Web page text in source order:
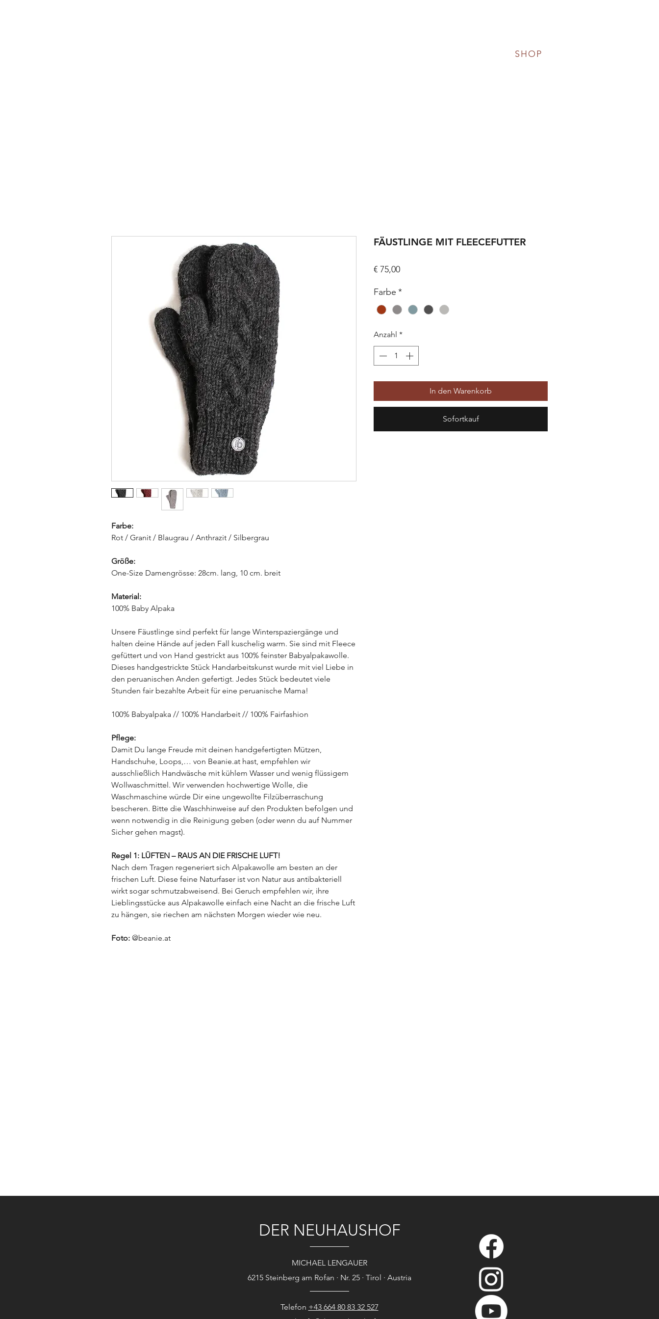
SHOP
Farbe:
Rot / Granit / Blaugrau / Anthrazit / Silbergrau
Größe:
One-Size Damengrösse: 28cm. lang, 10 cm. breit
Material:
100% Baby Alpaka
Unsere Fäustlinge sind perfekt für lange Winterspaziergänge und
halten deine Hände auf jeden Fall kuschelig warm. Sie sind mit Fleece
gefüttert und von Hand gestrickt aus 100% feinster Babyalpakawolle.
Dieses handgestrickte Stück Handarbeitskunst wurde mit viel Liebe in
den peruanischen Anden gefertigt. Jedes Stück bedeutet viele
Stunden fair bezahlte Arbeit für eine peruanische Mama!
100% Babyalpaka // 100% Handarbeit // 100% Fairfashion
Pflege:
Damit Du lange Freude mit deinen handgefertigten Mützen,
Handschuhe, Loops,… von Beanie.at hast, empfehlen wir
ausschließlich Handwäsche mit kühlem Wasser und wenig flüssigem
Wollwaschmittel. Wir verwenden hochwertige Wolle, die
Waschmaschine würde Dir eine ungewollte Filzüberraschung
bescheren. Bitte die Waschhinweise auf den Produkten befolgen und
wenn notwendig in die Reinigung geben (oder wenn du auf Nummer
Sicher gehen magst).
Regel 1: LÜFTEN – RAUS AN DIE FRISCHE LUFT!
Nach dem Tragen regeneriert sich Alpakawolle am besten an der
frischen Luft. Diese feine Naturfaser ist von Natur aus antibakteriell
wirkt sogar schmutzabweisend. Bei Geruch empfehlen wir, ihre
Lieblingsstücke aus Alpakawolle einfach eine Nacht an die frische Luft
zu hängen, sie riechen am nächsten Morgen wieder wie neu.
Foto: @beanie.at
FÄUSTLINGE MIT FLEECEFUTTER
€ 75,00Preis
Farbe *
Anzahl *
In den Warenkorb
Sofortkauf
DER NEUHAUSHOF
MICHAEL LENGAUER
6215 Steinberg am Rofan · Nr. 25 · Tirol · Austria
Telefon +43 664 80 83 32 527